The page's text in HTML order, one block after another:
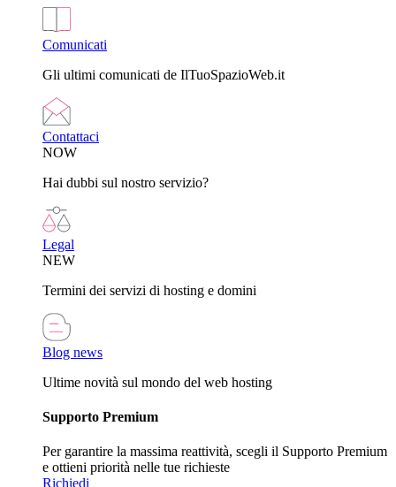
Comunicati
Gli ultimi comunicati de IlTuoSpazioWeb.it
Contattaci
NOW
Hai dubbi sul nostro servizio?
Legal
NEW
Termini dei servizi di hosting e domini
Blog news
Ultime novità sul mondo del web hosting
Supporto Premium
Per garantire la massima reattività, scegli il Supporto Premium
e ottieni priorità nelle tue richieste
Richiedi